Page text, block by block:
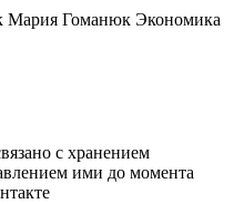
Мария Гоманюк Экономика
с хранением
ими до момента